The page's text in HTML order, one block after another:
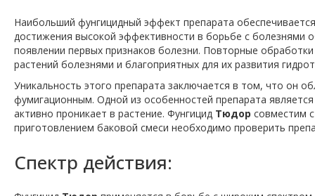
Наибольший фунгицидный эффект препарата
достижения высокой эффективности в борьбе с болезнями
появлении первых признаков болезни. Повторные
растений болезнями и благоприятных для их развития
Уникальность этого препарата заключается в том, что он
фумигационным. Одной из особенностей препарата
активно проникает в растение. Фунгицид Тюдор совместим
приготовлением баковой смеси необходимо проверить
Спектр действия: